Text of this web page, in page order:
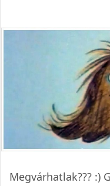
Megvárhatlak??? :)